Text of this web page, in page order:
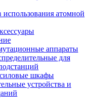
атомной
аппараты
для
силовые шкафы
устройства и